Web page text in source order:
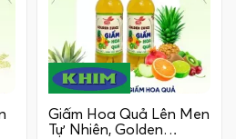
Giấm Hoa Quả Lên Men
Tự Nhiên, Golden…